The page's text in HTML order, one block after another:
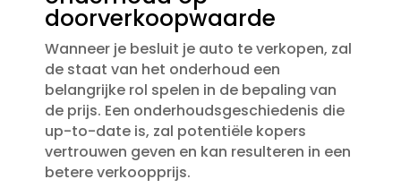
doorverkoopwaarde
Wanneer je besluit je auto te verkopen, zal
de staat van het onderhoud een
belangrijke rol spelen in de bepaling van
de prijs.​ Een onderhoudsgeschiedenis die
up-to-date is, zal potentiële kopers
vertrouwen geven en kan resulteren in een
betere verkoopprijs.​